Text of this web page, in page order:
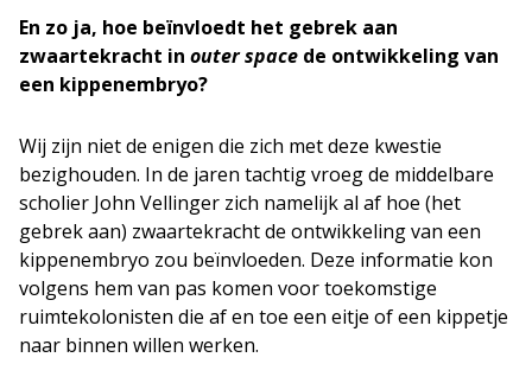
En zo ja, hoe beïnvloedt het gebrek aan
zwaartekracht in outer space de ontwikkeling van
een kippenembryo?
Wij zijn niet de enigen die zich met deze kwestie
bezighouden. In de jaren tachtig vroeg de middelbare
scholier John Vellinger zich namelijk al af hoe (het
gebrek aan) zwaartekracht de ontwikkeling van een
kippenembryo zou beïnvloeden. Deze informatie kon
volgens hem van pas komen voor toekomstige
ruimtekolonisten die af en toe een eitje of een kippetje
naar binnen willen werken.